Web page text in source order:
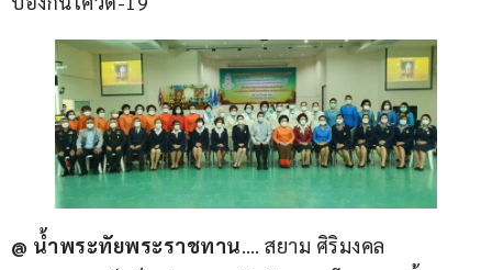
@ น้ำพระทัยพระราชทาน…. สยาม ศิริมงคล